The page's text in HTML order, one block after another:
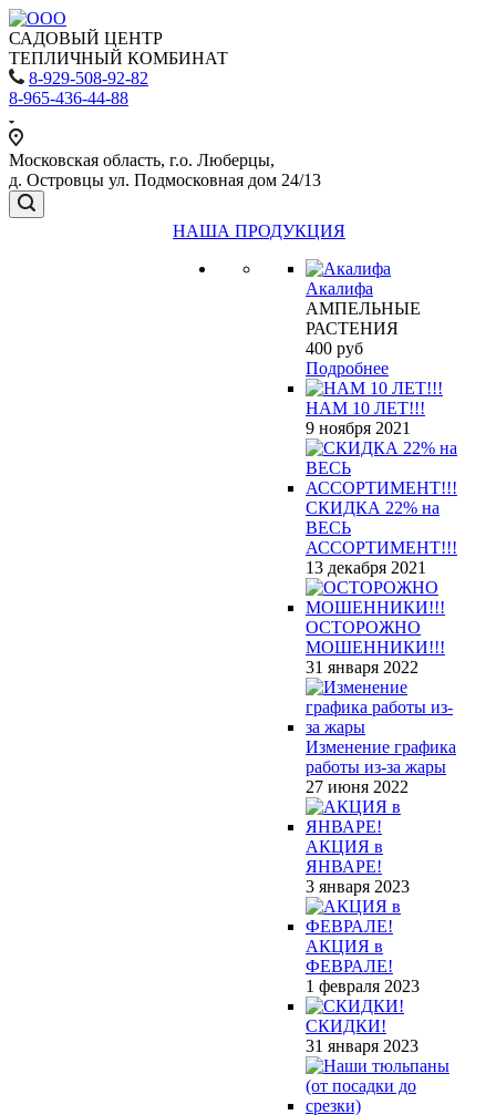
САДОВЫЙ ЦЕНТР
ТЕПЛИЧНЫЙ КОМБИНАТ
8-929-508-92-82
8-965-436-44-88
Московская область, г.о. Люберцы,
д. Островцы ул. Подмосковная дом 24/13
НАША ПРОДУКЦИЯ
Акалифа
АМПЕЛЬНЫЕ
РАСТЕНИЯ
400 руб
Подробнее
НАМ 10 ЛЕТ!!!
9 ноября 2021
СКИДКА 22% на
ВЕСЬ
АССОРТИМЕНТ!!!
13 декабря 2021
ОСТОРОЖНО
МОШЕННИКИ!!!
31 января 2022
Изменение графика
работы из-за жары
27 июня 2022
АКЦИЯ в
ЯНВАРЕ!
3 января 2023
АКЦИЯ в
ФЕВРАЛЕ!
1 февраля 2023
СКИДКИ!
31 января 2023